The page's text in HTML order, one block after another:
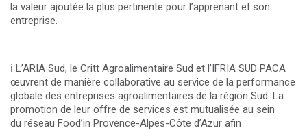
la valeur ajoutée la plus pertinente pour l’apprenant et son
entreprise.
ℹ️ L’ARIA Sud, le Critt Agroalimentaire Sud et l’IFRIA SUD PACA
œuvrent de manière collaborative au service de la performance
globale des entreprises agroalimentaires de la région Sud. La
promotion de leur offre de services est mutualisée au sein
du réseau Food’in Provence-Alpes-Côte d’Azur afin